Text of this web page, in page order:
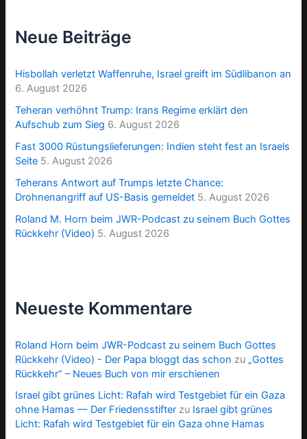
Neue Beiträge
Hisbollah verletzt Waffenruhe, Israel greift im Südlibanon an
6. August 2026
Teheran verhöhnt Trump: Irans Regime erklärt den
Aufschub zum Sieg 6. August 2026
Fast 3000 Rüstungslieferungen: Indien steht fest an Israels
Seite 5. August 2026
Teherans Antwort auf Trumps letzte Chance:
Drohnenangriff auf US-Basis gemeldet 5. August 2026
Roland M. Horn beim JWR-Podcast zu seinem Buch Gottes
Rückkehr (Video) 5. August 2026
Neueste Kommentare
Roland Horn beim JWR-Podcast zu seinem Buch Gottes
Rückkehr (Video) - Der Papa bloggt das schon zu „Gottes
Rückkehr“ – Neues Buch von mir erschienen
Israel gibt grünes Licht: Rafah wird Testgebiet für ein Gaza
ohne Hamas — Der Friedensstifter zu Israel gibt grünes
Licht: Rafah wird Testgebiet für ein Gaza ohne Hamas